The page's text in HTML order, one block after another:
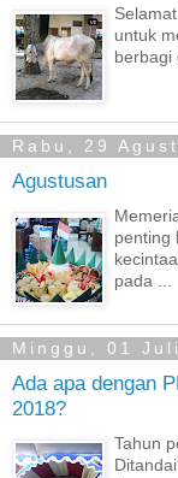
untuk
berbagi
Rabu, 29
Agustusan
penting
pada ...
Minggu, 01
Ada apa dengan
2018?
Tahun